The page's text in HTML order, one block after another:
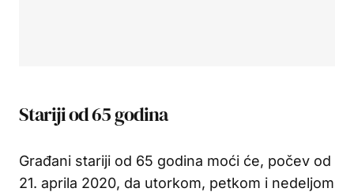
Stariji od 65 godina
Građani stariji od 65 godina moći će, počev od
21. aprila 2020, da utorkom, petkom i nedeljom